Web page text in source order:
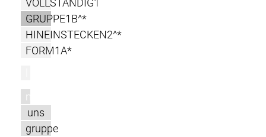
VOLLSTÄNDIG1
GRUPPE1B^*
HINEINSTECKEN2^*
FORM1A*
m
uns
gruppe